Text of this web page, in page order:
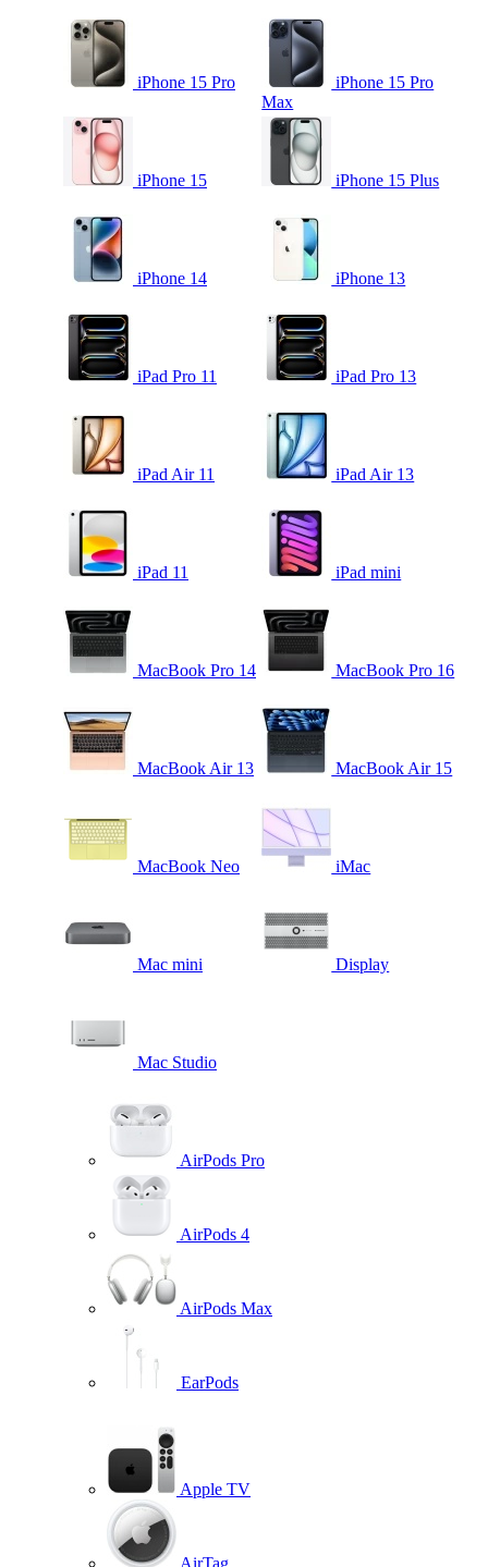
iPhone 15 Pro
iPhone 15 Pro
Max
iPhone 15 iPhone 15 Plus
iPhone 14 iPhone 13
iPad Pro 11 iPad Pro 13
iPad Air 11 iPad Air 13
iPad 11 iPad mini
MacBook Pro 14 MacBook Pro 16
MacBook Air 13 MacBook Air 15
MacBook Neo iMac
Mac mini Display
Mac Studio
AirPods Pro
AirPods 4
AirPods Max
EarPods
Apple TV